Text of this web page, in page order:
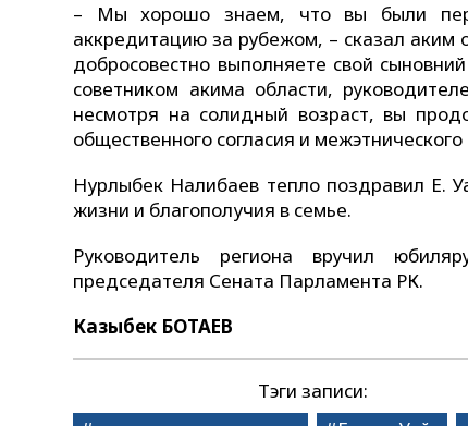
– Мы хорошо знаем, что вы были
аккредитацию за рубежом, – сказал аким
добросовестно выполняете свой
советником акима области,
несмотря на солидный возраст, вы
общественного согласия и
Нурлыбек Налибаев тепло поздравил Е.
жизни и благополучия в семье.
Руководитель региона вручил
председателя Сената Парламента РК.
Казыбек БОТАЕВ
Тэги записи: